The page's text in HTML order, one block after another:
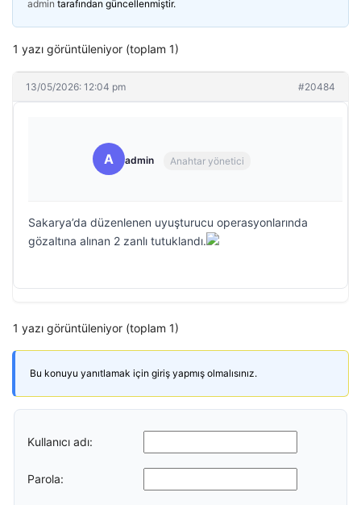
admin tarafından güncellenmiştir.
1 yazı görüntüleniyor (toplam 1)
13/05/2026: 12:04 pm #20484
A admin Anahtar yönetici
Sakarya’da düzenlenen uyuşturucu operasyonlarında
gözaltına alınan 2 zanlı tutuklandı.
1 yazı görüntüleniyor (toplam 1)
Bu konuyu yanıtlamak için giriş yapmış olmalısınız.
Kullanıcı adı:
Parola: